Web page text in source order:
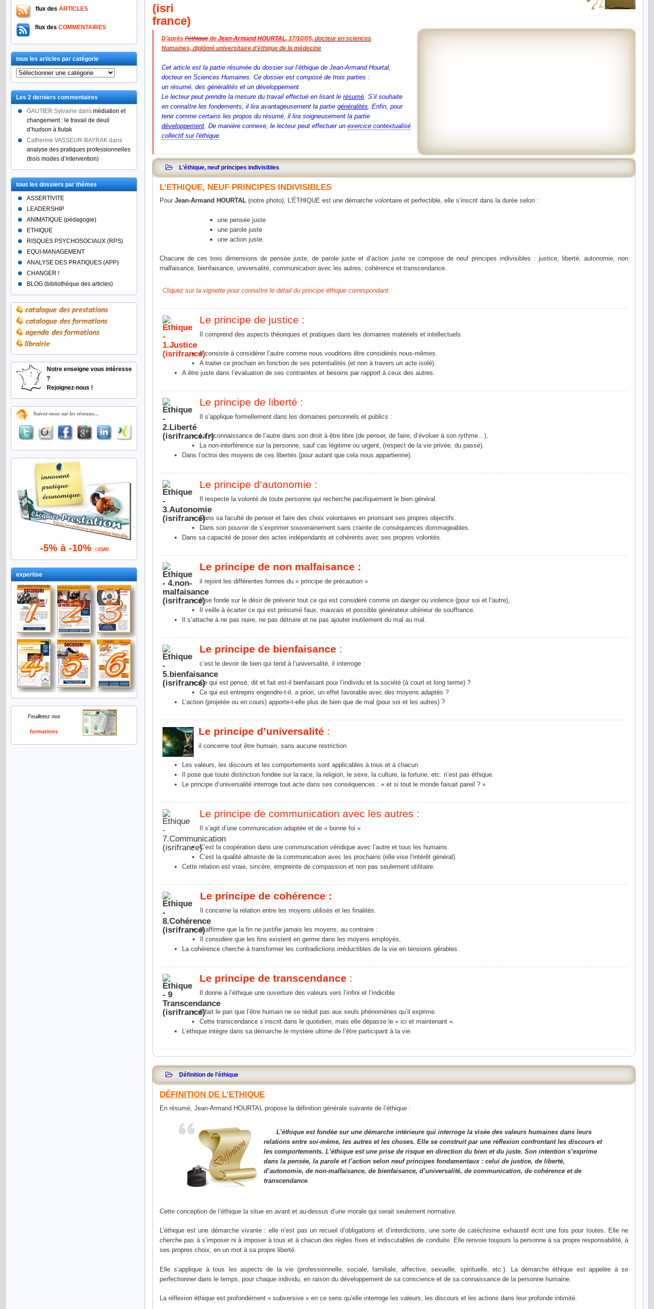
D’après l’éthique de Jean-Armand HOURTAL, 17/10/05, docteur en sciences
Humaines, diplômé universitaire d’éthique de la médecine
Cet article est la partie résumée du dossier sur l’éthique de Jean-Armand Hourtal,
docteur en Sciences Humaines. Ce dossier est composé de trois parties :
un résumé, des généralités et un développement.
Le lecteur peut prendre la mesure du travail effectué en lisant le résumé . S’il souhaite
en connaître les fondements, il lira avantageusement la partie généralités . Enfin, pour
tenir comme certains les propos du résumé, il lira soigneusement la partie
développement De manière connexe, le lecteur peut effectuer un exercice contextualisé
collectif sur l'éthique
L'éthique, neuf principes indivisibles
L’ETHIQUE, NEUF PRINCIPES INDIVISIBLES
Pour Jean-Armand HOURTAL (notre photo), L’ÉTHIQUE est une démarche volontaire et perfectible, elle s’inscrit dans la durée selon :
une pensée juste
une parole juste
une action juste.
Chacune de ces trois dimensions de pensée juste, de parole juste et d’action juste se compose de neuf principes indivisibles : justice, liberté, autonomie, non
malfaisance, bienfaisance, universalité, communication avec les autres, cohérence et transcendance.
Cliquez sur la vignette pour connaître le détail du principe éthique correspondant.
Le principe de justice :
Il comprend des aspects théoriques et pratiques dans les domaines matériels et intellectuels
Il consiste à considérer l’autre comme nous voudrions être considérés nous-mêmes.
A traiter ce prochain en fonction de ses potentialités (et non à travers un acte isolé).
A être juste dans l’évaluation de ses contraintes et besoins par rapport à ceux des autres.
Le principe de liberté :
Il s’applique formellement dans les domaines personnels et publics :
La reconnaissance de l’autre dans son droit à être libre (de penser, de faire, d’évoluer à son rythme…),
La non-interférence sur la personne, sauf cas légitime ou urgent, (respect de la vie privée, du passé).
Dans l’octroi des moyens de ces libertés (pour autant que cela nous appartienne).
Le principe d’autonomie :
Il respecte la volonté de toute personne qui recherche pacifiquement le bien général.
Dans sa faculté de penser et faire des choix volontaires en priorisant ses propres objectifs.
Dans son pouvoir de s’exprimer souverainement sans crainte de conséquences dommageables.
Dans sa capacité de poser des actes indépendants et cohérents avec ses propres volontés.
Le principe de non malfaisance :
il rejoint les différentes formes du « principe de précaution »
Il se fonde sur le désir de prévenir tout ce qui est considéré comme un danger ou violence (pour soi et l’autre),
Il veille à écarter ce qui est présumé faux, mauvais et possible générateur ultérieur de souffrance.
Il s’attache à ne pas nuire, ne pas détruire et ne pas ajouter inutilement du mal au mal.
Le principe de bienfaisance :
c’est le devoir de bien qui tend à l’universalité, il interroge :
Ce qui est pensé, dit et fait est-il bienfaisant pour l’individu et la société (à court et long terme) ?
Ce qui est entrepris engendre-t-il, a priori, un effet favorable avec des moyens adaptés ?
L’action (projetée ou en cours) apporte-t-elle plus de bien que de mal (pour soi et les autres) ?
Le principe d’universalité :
il concerne tout être humain, sans aucune restriction
Les valeurs, les discours et les comportements sont applicables à tous et à chacun
Il pose que toute distinction fondée sur la race, la religion, le sexe, la culture, la fortune, etc. n’est pas éthique.
Le principe d’universalité interroge tout acte dans ses conséquences : « et si tout le monde faisait pareil ? »
Le principe de communication avec les autres :
Il s’agit d’une communication adaptée et de « bonne foi »
C’est la coopération dans une communication véridique avec l’autre et tous les humains.
C’est la qualité altruiste de la communication avec les prochains (elle vise l’intérêt général).
Cette relation est vraie, sincère, empreinte de compassion et non pas seulement utilitaire.
Le principe de cohérence :
Il concerne la relation entre les moyens utilisés et les finalités.
Il affirme que la fin ne justifie jamais les moyens, au contraire :
Il considère que les fins existent en germe dans les moyens employés,
La cohérence cherche à transformer les contradictions irréductibles de la vie en tensions gérables.
Le principe de transcendance :
Il donne à l’éthique une ouverture des valeurs vers l’infini et l’indicible
Il fait le pari que l’être humain ne se réduit pas aux seuls phénomènes qu’il exprime.
Cette transcendance s’inscrit dans le quotidien, mais elle dépasse le « ici et maintenant ».
L’éthique intègre dans sa démarche le mystère ultime de l’être participant à la vie.
Définition de l'éthique
DÉFINITION DE L’ETHIQUE
En résumé, Jean-Armand HOURTAL propose la définition générale suivante de l’éthique :
L’éthique est fondée sur une démarche intérieure qui interroge la visée des valeurs humaines dans leurs
relations entre soi-même, les autres et les choses. Elle se construit par une réflexion confrontant les discours et
les comportements. L’éthique est une prise de risque en direction du bien et du juste. Son intention s’exprime
dans la pensée, la parole et l’action selon neuf principes fondamentaux : celui de justice, de liberté,
d’autonomie, de non-malfaisance, de bienfaisance, d’universalité, de communication, de cohérence et de
transcendance.
Cette conception de l’éthique la situe en avant et au-dessus d’une morale qui serait seulement normative.
L’éthique est une démarche vivante : elle n’est pas un recueil d’obligations et d’interdictions, une sorte de catéchisme exhaustif écrit une fois pour toutes. Elle ne
cherche pas à s’imposer ni à imposer à tous et à chacun des règles fixes et indiscutables de conduite. Elle renvoie toujours la personne à sa propre responsabilité, à
ses propres choix, en un mot à sa propre liberté.
Elle s’applique à tous les aspects de la vie (professionnelle, sociale, familiale, affective, sexuelle, spirituelle, etc.). La démarche éthique est appelée à se
perfectionner dans le temps, pour chaque individu, en raison du développement de sa conscience et de sa connaissance de la personne humaine.
La réflexion éthique est profondément « subversive » en ce sens qu’elle interroge les valeurs, les discours et les actions dans leur profonde intimité.
flux des ARTICLES
flux des COMMENTAIRES
tous les articles par catégorie
tous
les
articles
par
catégorie
Les 2 derniers commentaires
GAUTIER Sylvaine dans médiation et
changement : le travail de deuil
d’hudson à fiutak
Catherine VASSEUR-BAYRAK dans
analyse des pratiques professionnelles
(trois modes d’intervention)
tous les dossiers par thèmes
ASSERTIVITE
LEADERSHIP
ANIMATIQUE (pédagogie)
ETHIQUE
RISQUES PSYCHOSOCIAUX (RPS)
EQUI-MANAGEMENT
ANALYSE DES PRATIQUES (APP)
CHANGER !
BLOG (bibliothèque des articles)
Notre enseigne vous intéresse
?
Rejoignez-nous !
Suivez-nous sur les réseaux...
-5% à -10% ©ISRI
expertise
Feuilletez nos
formations